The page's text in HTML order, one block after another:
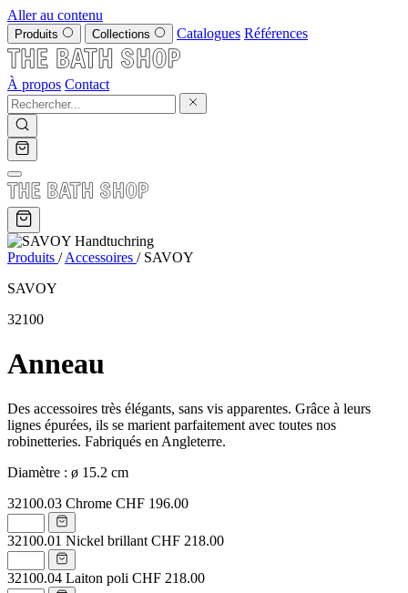
Aller au contenu
Produits Collections Catalogues Références
À propos Contact
Produits / Accessoires / SAVOY
SAVOY
32100
Anneau
Des accessoires très élégants, sans vis apparentes. Grâce à leurs
lignes épurées, ils se marient parfaitement avec toutes nos
robinetteries. Fabriqués en Angleterre.
Diamètre : ø 15.2 cm
32100.03 Chrome CHF 196.00
32100.01 Nickel brillant CHF 218.00
32100.04 Laiton poli CHF 218.00